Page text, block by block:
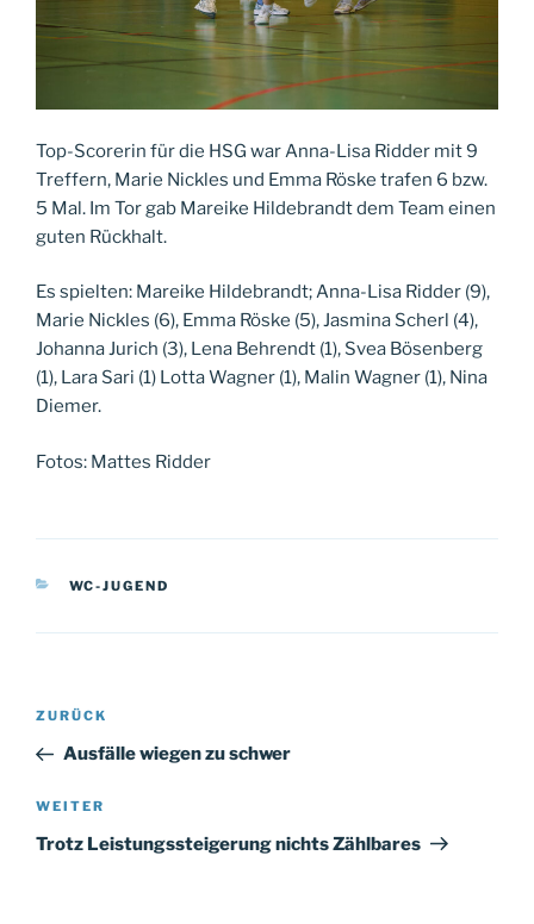
Top-Scorerin für die HSG war Anna-Lisa Ridder mit 9
Treffern, Marie Nickles und Emma Röske trafen 6 bzw.
5 Mal. Im Tor gab Mareike Hildebrandt dem Team einen
guten Rückhalt.
Es spielten: Mareike Hildebrandt; Anna-Lisa Ridder (9),
Marie Nickles (6), Emma Röske (5), Jasmina Scherl (4),
Johanna Jurich (3), Lena Behrendt (1), Svea Bösenberg
(1), Lara Sari (1) Lotta Wagner (1), Malin Wagner (1), Nina
Diemer.
Fotos: Mattes Ridder
KATEGORIEN
WC-JUGEND
Beitragsnavigation
Vorheriger
Beitrag
ZURÜCK
Ausfälle wiegen zu schwer
Nächster
Beitrag
WEITER
Trotz Leistungssteigerung nichts Zählbares